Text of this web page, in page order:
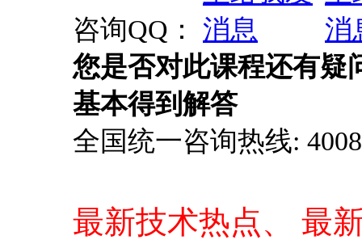
最新技术热点、 最
尽在炼数成金官方
就梦想！欢迎关注！
信账户，不容错过